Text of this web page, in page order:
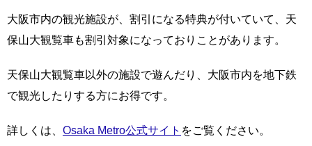
大阪市内の観光施設が、割引になる特典が付いていて、天
保山大観覧車も割引対象になっておりことがあります。
天保山大観覧車以外の施設で遊んだり、大阪市内を地下鉄
で観光したりする方にお得です。
詳しくは、 Osaka Metro公式サイト をご覧ください。